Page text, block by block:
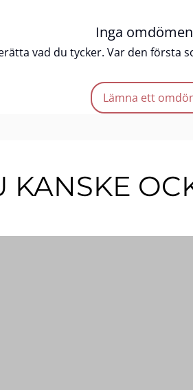
Inga
vad du tycker. Var den första
Lämna ett
KANSKE